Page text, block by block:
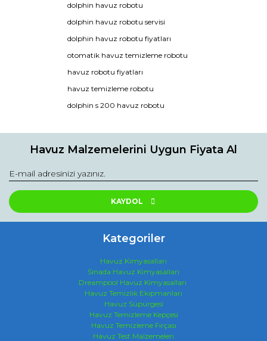
s200 havuz robotu
Yusuf Deşe | 18/06/2022
kullanarak tarafımıza iletebilirsiniz.
Görüş ve önerileriniz için teşekkür ederiz.
dolphin havuz robotu
dolphin havuz robotu servisi
dolphin havuz robotu fiyatları
otomatik havuz temizleme robotu
havuz robotu fiyatları
havuz temizleme robotu
dolphin s 200 havuz robotu
Havuz Malzemelerini Uygun Fiyata Al
KAYDOL
Kategoriler
Havuz Kimyasalları
Sinada Havuz Kimyasalları
Dreampool Havuz Kimyasalları
Havuz Temizlik Ekipmanları
Havuz Süpürgesi
Havuz Temizleme Kepçesi
Havuz Temizleme Fırçası
Havuz Test Malzemeleri